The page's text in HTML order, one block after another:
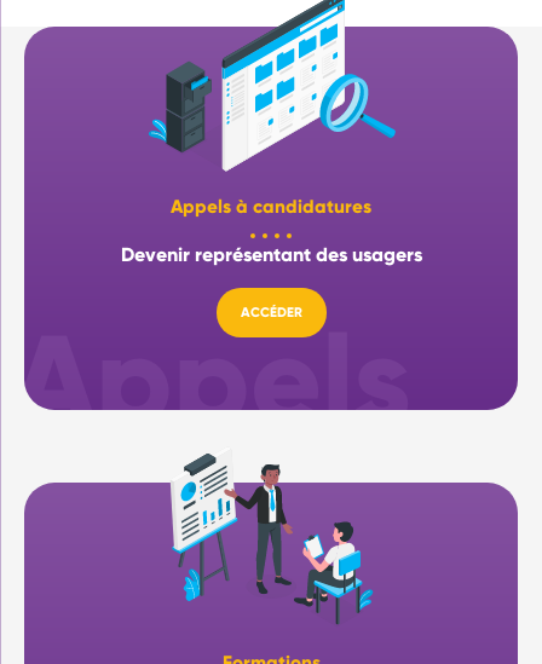
Appels à candidatures
Devenir représentant des usagers
ACCÉDER